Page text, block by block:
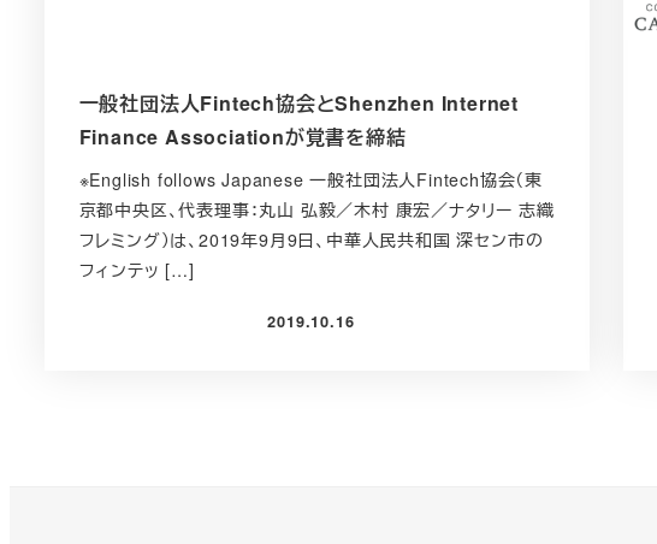
一般社団法人Fintech協会とShenzhen Internet
Finance Associationが覚書を締結
※English follows Japanese 一般社団法人Fintech協会（東
京都中央区、代表理事：丸山 弘毅／木村 康宏／ナタリー 志織
フレミング）は、2019年9月9日、中華人民共和国 深セン市の
フィンテッ […]
投稿日
2019.10.16